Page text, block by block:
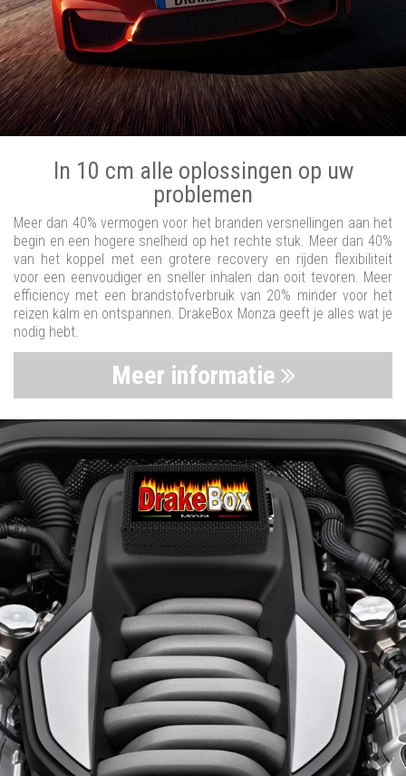
In 10 cm alle oplossingen op uw
problemen
Meer dan 40% vermogen voor het branden versnellingen aan het
begin en een hogere snelheid op het rechte stuk. Meer dan 40%
van het koppel met een grotere recovery en rijden flexibiliteit
voor een eenvoudiger en sneller inhalen dan ooit tevoren. Meer
efficiency met een brandstofverbruik van 20% minder voor het
reizen kalm en ontspannen. DrakeBox Monza geeft je alles wat je
nodig hebt.
Meer informatie